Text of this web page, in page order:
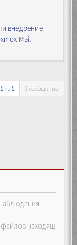
внедрение
Mail
1из 1 1 сообщение
находящихся